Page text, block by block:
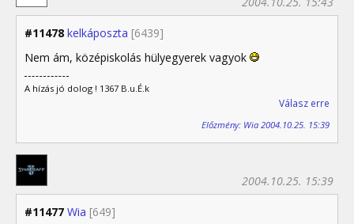
#11478 kelkáposzta [6439]
Nem ám, középiskolás hülyegyerek vagyok
A hízás jó dolog ! 1367 B.u.É.k
Válasz erre
Előzmény: Wia 2004.10.25. 15:39
#11477 Wia [649]
2004.10.25. 15:39